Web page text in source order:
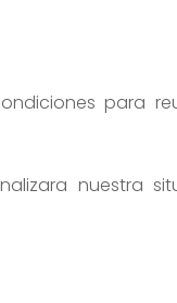
para
nuestra